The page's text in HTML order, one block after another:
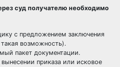
суд получателю необходимо
с предложением заключения
возможность).
пакет документации.
приказа или исковое